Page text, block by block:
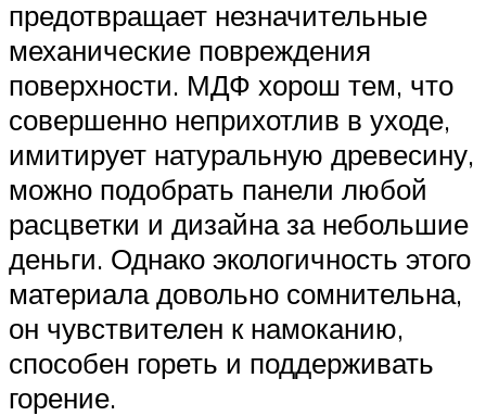
предотвращает незначительные
механические повреждения
поверхности. МДФ хорош тем, что
совершенно неприхотлив в уходе,
имитирует натуральную древесину,
можно подобрать панели любой
расцветки и дизайна за небольшие
деньги. Однако экологичность этого
материала довольно сомнительна,
он чувствителен к намоканию,
способен гореть и поддерживать
горение.